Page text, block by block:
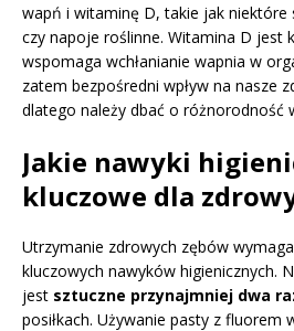
wapń i witaminę D, takie jak niektóre
czy napoje roślinne. Witamina D jest
wspomaga wchłanianie wapnia w
zatem bezpośredni wpływ na nasze
dlatego należy dbać o różnorodność
Jakie nawyki
kluczowe dla
Utrzymanie zdrowych zębów
kluczowych nawyków higienicznych.
jest sztuczne przynajmniej dwa
posiłkach. Używanie pasty z fluorem